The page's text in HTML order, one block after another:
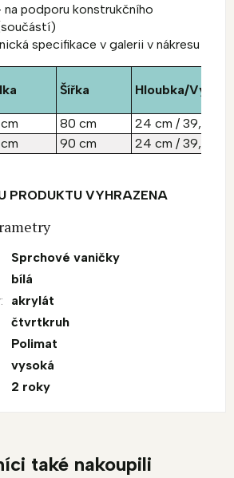
na podporu konstrukčního
specifikace v galerii v nákresu
Šířka Hloubka/Výška
80 cm
24 cm / 39,5 cm
90 cm 24 cm / 39,5 cm
PRODUKTU VYHRAZENA
Sprchové vaničky
bílá
:
akrylát
čtvrtkruh
Polimat
vysoká
2 roky
také nakoupili